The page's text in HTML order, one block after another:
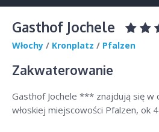
Gasthof Jochele
Włochy / Kronplatz / Pfalzen
Zakwaterowanie
Gasthof Jochele *** znajdują się w
włoskiej miejscowości Pfalzen, ok